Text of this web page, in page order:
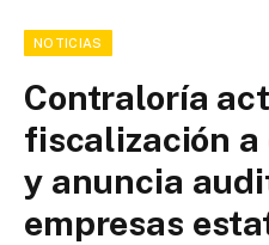
NOTICIAS
Contraloría
fiscalización
y anuncia
empresas